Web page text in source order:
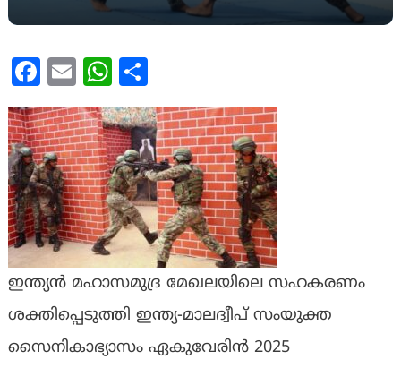
Facebook
Email WhatsApp
ഇന്ത്യൻ മഹാസമുദ്ര മേഖലയിലെ സഹകരണം
ശക്തിപ്പെടുത്തി ഇന്ത്യ-മാലദ്വീപ് സംയുക്ത
സൈനികാഭ്യാസം ഏകുവേരിൻ 2025